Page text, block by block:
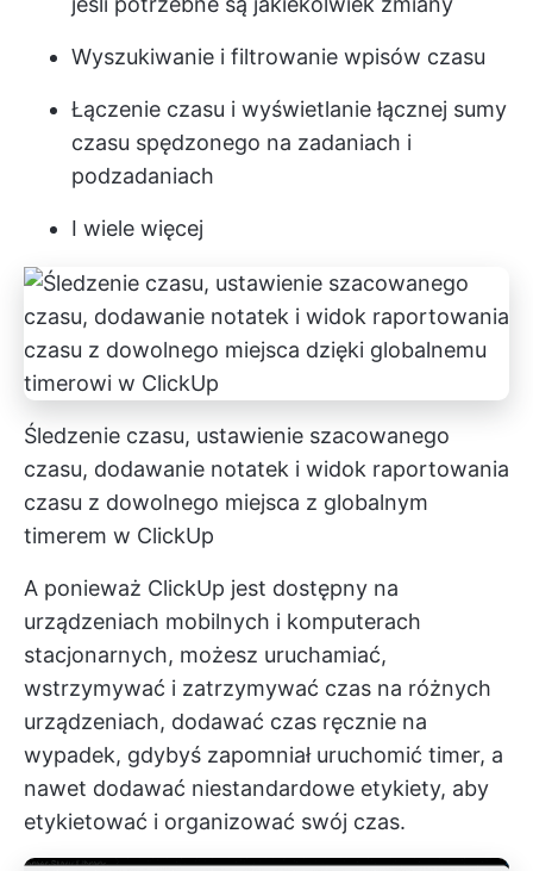
Wyszukiwanie i filtrowanie wpisów czasu
Łączenie czasu i wyświetlanie łącznej sumy
czasu spędzonego na zadaniach i
podzadaniach
I wiele więcej
Śledzenie czasu, ustawienie szacowanego
czasu, dodawanie notatek i widok raportowania
czasu z dowolnego miejsca z globalnym
timerem w ClickUp
A ponieważ ClickUp jest dostępny na
urządzeniach mobilnych i komputerach
stacjonarnych, możesz uruchamiać,
wstrzymywać i zatrzymywać czas na różnych
urządzeniach, dodawać czas ręcznie na
wypadek, gdybyś zapomniał uruchomić timer, a
nawet dodawać niestandardowe etykiety, aby
etykietować i organizować swój czas.